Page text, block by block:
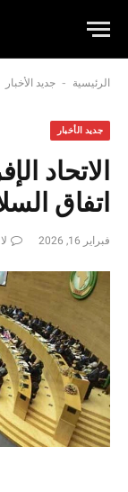
الرئيسية - جديد الأخبار
جديد الأخبار
الاتحاد
اتفاق
فبراير 16, 2026